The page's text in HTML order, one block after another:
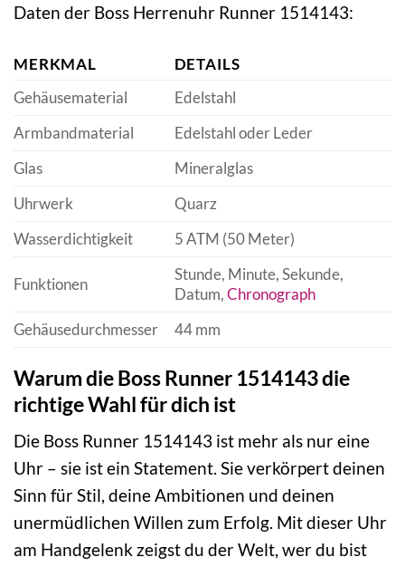
Daten der Boss Herrenuhr Runner 1514143:
MERKMAL
DETAILS
Gehäusematerial
Edelstahl
Armbandmaterial
Edelstahl oder Leder
Glas
Mineralglas
Uhrwerk
Quarz
Wasserdichtigkeit
5 ATM (50 Meter)
Funktionen
Stunde, Minute, Sekunde,
Datum,Chronograph
Gehäusedurchmesser
44 mm
Warum die Boss Runner 1514143 die
richtige Wahl für dich ist
Die Boss Runner 1514143 ist mehr als nur eine
Uhr – sie ist ein Statement. Sie verkörpert deinen
Sinn für Stil, deine Ambitionen und deinen
unermüdlichen Willen zum Erfolg. Mit dieser Uhr
am Handgelenk zeigst du der Welt, wer du bist